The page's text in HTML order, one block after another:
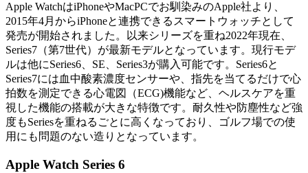
Apple WatchはiPhoneやMacPCでお馴染みのApple社より、
2015年4月からiPhoneと連携できるスマートウォッチとして
発売が開始されました。以来シリーズを重ね2022年現在、
Series7（第7世代）が最新モデルとなっています。現行モデ
ルは他にSeries6、SE、Series3が購入可能です。Series6と
Series7には血中酸素濃度センサーや、指先を当てるだけで心
拍数を測定できる心電図（ECG)機能など、ヘルスケアを重
視した機能の搭載が大きな特徴です。耐久性や防塵性など強
度もSeriesを重ねるごとに高くなっており、ゴルフ場での使
用にも問題のない造りとなっています。
Apple Watch Series 6